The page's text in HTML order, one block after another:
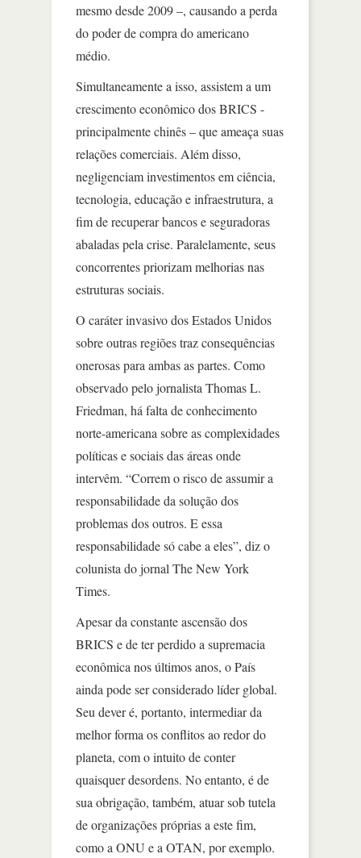
mesmo desde 2009 –, causando a perda
do poder de compra do americano
médio.
Simultaneamente a isso, assistem a um
crescimento econômico dos BRICS -
principalmente chinês – que ameaça suas
relações comerciais. Além disso,
negligenciam investimentos em ciência,
tecnologia, educação e infraestrutura, a
fim de recuperar bancos e seguradoras
abaladas pela crise. Paralelamente, seus
concorrentes priorizam melhorias nas
estruturas sociais.
O caráter invasivo dos Estados Unidos
sobre outras regiões traz consequências
onerosas para ambas as partes. Como
observado pelo jornalista Thomas L.
Friedman, há falta de conhecimento
norte-americana sobre as complexidades
políticas e sociais das áreas onde
intervêm. “Correm o risco de assumir a
responsabilidade da solução dos
problemas dos outros. E essa
responsabilidade só cabe a eles”, diz o
colunista do jornal The New York
Times.
Apesar da constante ascensão dos
BRICS e de ter perdido a supremacia
econômica nos últimos anos, o País
ainda pode ser considerado líder global.
Seu dever é, portanto, intermediar da
melhor forma os conflitos ao redor do
planeta, com o intuito de conter
quaisquer desordens. No entanto, é de
sua obrigação, também, atuar sob tutela
de organizações próprias a este fim,
como a ONU e a OTAN, por exemplo.